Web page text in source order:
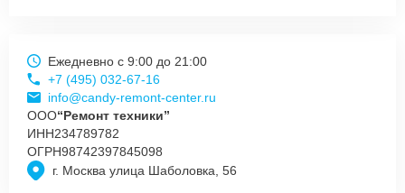
г. Москва улица Шаболовка, 56
Ежедневно с 9:00 до 21:00
+7 (495) 032-67-16
info@candy-remont-center.ru
ООО“Ремонт техники”
ИНН234789782
ОГРН98742397845098